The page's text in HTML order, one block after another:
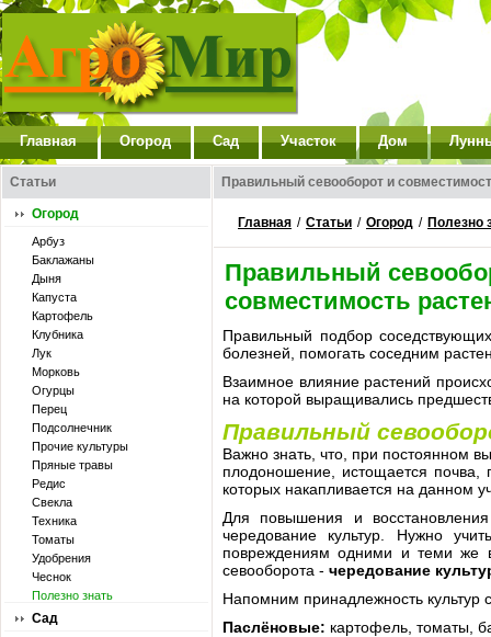
Главная Огород Сад Участок Дом
Статьи
Огород
Арбуз
Баклажаны
Дыня
Капуста
Картофель
Клубника
Лук
Морковь
Огурцы
Перец
Подсолнечник
Прочие культуры
Пряные травы
Редис
Свекла
Техника
Томаты
Удобрения
Чеснок
Полезно знать
Сад
Правильный севооборот и
Главная / Статьи / Огород / Полезно
Правильный
совместимость
Правильный подбор
болезней, помогать соседним
Взаимное влияние растений
на которой выращивались
Правильный
Важно знать, что, при постоянном
плодоношение, истощается почва,
которых накапливается на данном
Для повышения и
чередование культур. Нужно
повреждениям одними и теми же
севооборота - чередование
Напомним принадлежность культур
Паслёновые: картофель, томаты,